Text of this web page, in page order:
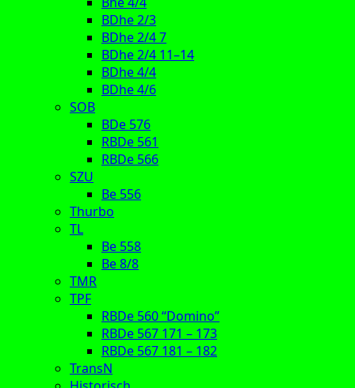
BDhe 2/3
BDhe 2/4 7
BDhe 2/4 11–14
BDhe 4/4
BDhe 4/6
SOB
BDe 576
RBDe 561
RBDe 566
SZU
Be 556
Thurbo
TL
Be 558
Be 8/8
TMR
TPF
RBDe 560 “Domino”
RBDe 567 171 – 173
RBDe 567 181 – 182
TransN